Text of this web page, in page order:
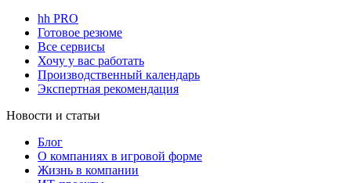
hh PRO
Готовое резюме
Все сервисы
Хочу у вас работать
Производственный календарь
Экспертная рекомендация
Новости и статьи
Блог
О компаниях в игровой форме
Жизнь в компании